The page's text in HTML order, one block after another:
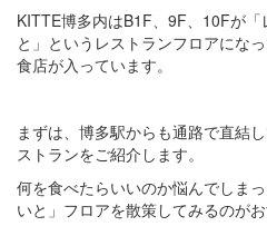
KITTE博多内はB1F、9F、10Fが
と」というレストランフロアにな
食店が入っています。
まずは、博多駅からも通路で直結
ストランをご紹介します。
何を食べたらいいのか悩んでしま
いと」フロアを散策してみるのがお